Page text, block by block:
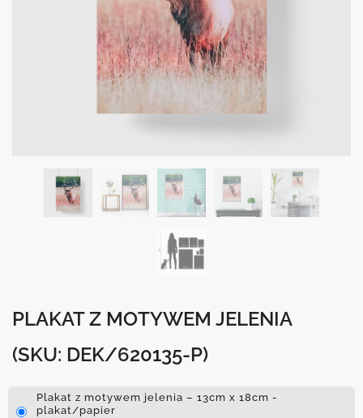
PLAKAT Z MOTYWEM JELENIA
(SKU: DEK/620135-P)
Plakat z motywem jelenia – 13cm x 18cm -
plakat/papier